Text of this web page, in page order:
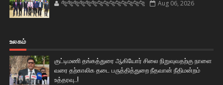
🐅🐅🐅🐅🐅🐅🐆🐆🐆🐆🐆🐆🐆🐆 Aug 06, 2026
உலகம்
குட்டிமணி தங்கத்துரை ஆகியோர் சிலை நிறுவுவதற்கு நாளை
வரை தற்காலிக தடை பருத்தித்துறை நீதவான் நீதிமன்றம்
உத்தரவு..!